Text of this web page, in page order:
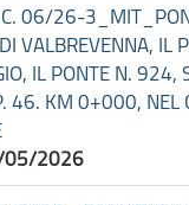
06/26-
VALBREVENNA, IL
IL PONTE N.
46. KM 0+000, NEL
2026